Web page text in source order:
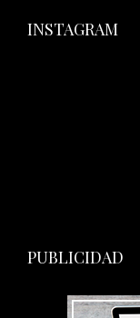
INSTAGRAM
PUBLICIDAD